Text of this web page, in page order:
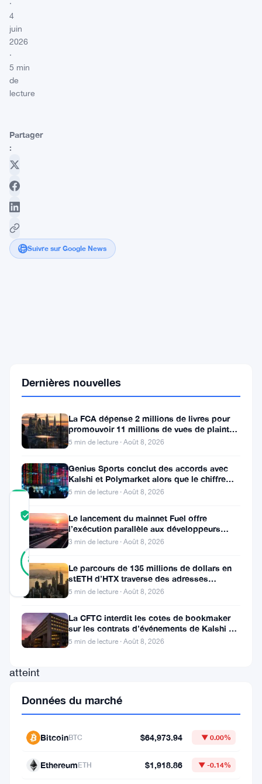
·
4
juin
2026
·
5 min
de
lecture
Partager
:
Suivre sur Google News
depuis
doutes
rebond
TRUST
SCORE
Vérifié
85
RÉEL
41
Mis à jour 2 mois il y a
Bitcoin
atteint
322
C’est
Dernières nouvelles
La FCA dépense 2 millions de livres pour
promouvoir 11 millions de vues de plaintes
sur le financement
5 min de lecture · Août 8, 2026
Genius Sports conclut des accords avec
Kalshi et Polymarket alors que le chiffre
d’affaires du T2 atteint
5 min de lecture · Août 8, 2026
Le lancement du mainnet Fuel offre
l’exécution parallèle aux développeurs
d’Ethereum
3 min de lecture · Août 8, 2026
Le parcours de 135 millions de dollars en
stETH d’HTX traverse des adresses
Poloniex
5 min de lecture · Août 8, 2026
La CFTC interdit les cotes de bookmaker
sur les contrats d’événements de Kalshi et
Polymarket
5 min de lecture · Août 8, 2026
Données du marché
BitcoinBTC $64,973.94 ▼ 0.00%
EthereumETH $1,918.86 ▼ -0.14%